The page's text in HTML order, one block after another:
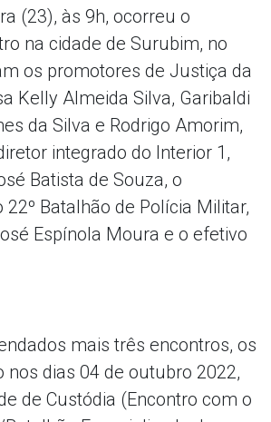
(23), às 9h, ocorreu o
na cidade de Surubim, no
os promotores de Justiça da
Kelly Almeida Silva, Garibaldi
da Silva e Rodrigo Amorim,
integrado do Interior 1,
Batista de Souza, o
Batalhão de Polícia Militar,
Espínola Moura e o efetivo
mais três encontros, os
nos dias 04 de outubro 2022,
de Custódia (Encontro com o